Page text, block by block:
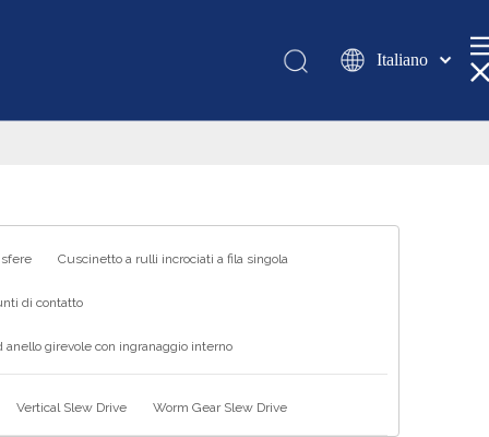
Italiano
românesc
Pусский
Cuscinetto a rulli incrociati a fila singola
di contatto
anello girevole con ingranaggio interno
Vertical Slew Drive Worm Gear Slew Drive